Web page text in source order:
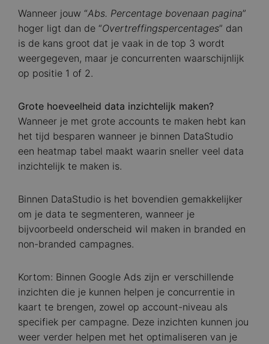
Wanneer jouw “Abs. Percentage bovenaan pagina”
hoger ligt dan de “Overtreffingspercentages” dan
is de kans groot dat je vaak in de top 3 wordt
weergegeven, maar je concurrenten waarschijnlijk
op positie 1 of 2.
Grote hoeveelheid data inzichtelijk maken?
Wanneer je met grote accounts te maken hebt kan
het tijd besparen wanneer je binnen DataStudio
een heatmap tabel maakt waarin sneller veel data
inzichtelijk te maken is.
Binnen DataStudio is het bovendien gemakkelijker
om je data te segmenteren, wanneer je
bijvoorbeeld onderscheid wil maken in branded en
non-branded campagnes.
Kortom: Binnen Google Ads zijn er verschillende
inzichten die je kunnen helpen je concurrentie in
kaart te brengen, zowel op account-niveau als
specifiek per campagne. Deze inzichten kunnen jou
weer verder helpen met het optimaliseren van je